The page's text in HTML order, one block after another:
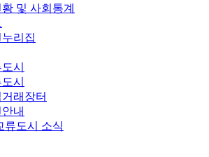
및 사회통계
리집
시
시
래장터
내
류도시 소식